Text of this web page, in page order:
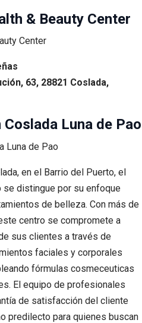
& Beauty Center
63, 28821 Coslada,
Luna de Pao
en el Barrio del Puerto, el
se distingue por su enfoque
de belleza. Con más de
centro se compromete a
sus clientes a través de
faciales y corporales
fórmulas cosmeceuticas
El equipo de profesionales
de satisfacción del cliente
predilecto para quienes buscan